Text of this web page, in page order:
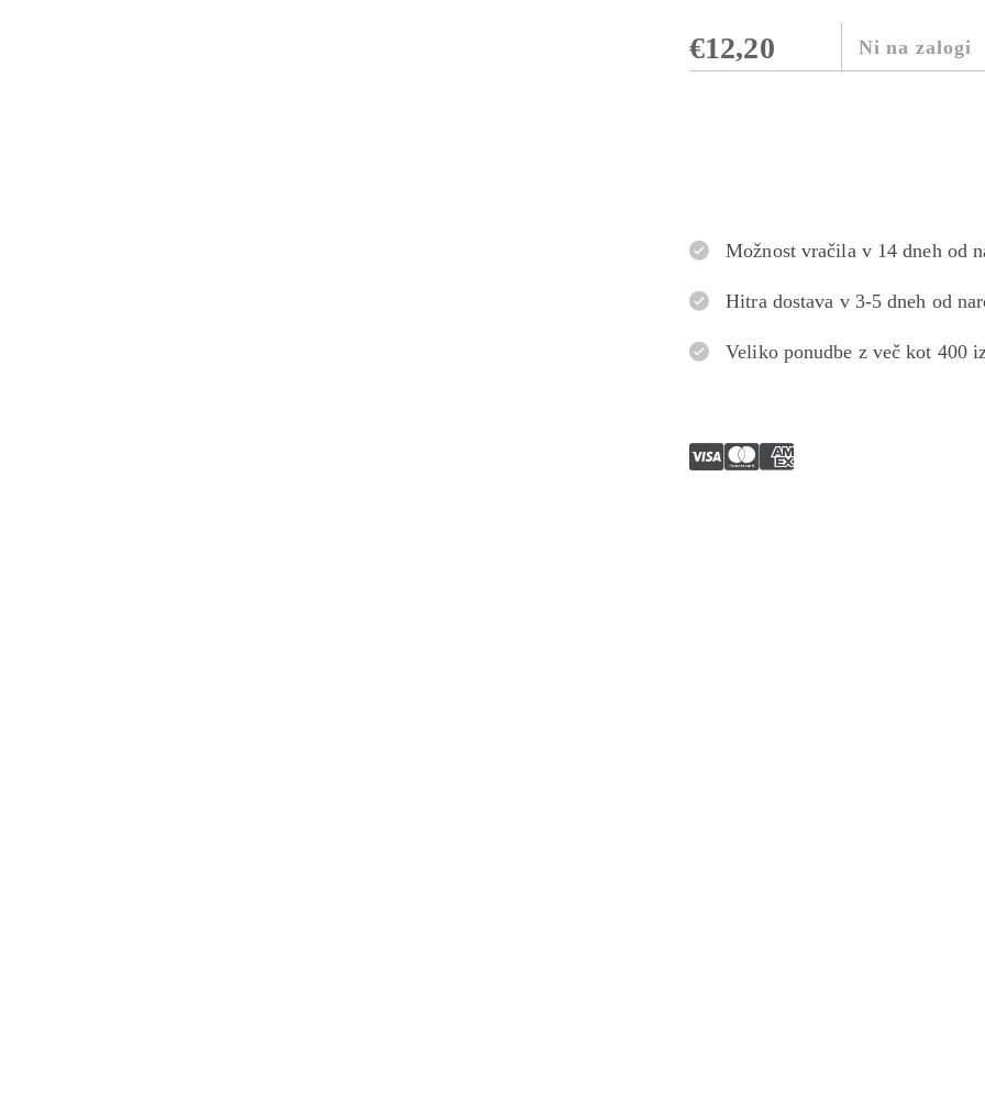
€12,20 Ni na zalogi
Možnost vračila v 14 dneh od
Hitra dostava v 3-5 dneh od
Veliko ponudbe z več kot 400